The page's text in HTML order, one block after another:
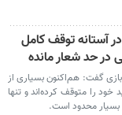
آستانه توقف کامل
حد شعار مانده
گفت: هم‌اکنون بسیاری از
خود را متوقف کرده‌اند و تنها
محدود است.